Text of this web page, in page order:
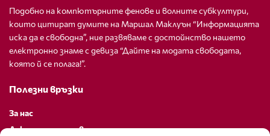
Подобно на компютърните фенове и волните субкултури,
които цитират думите на Маршал Маклуън “Информацията
иска да е свободна”, ние развяваме с достойнство нашето
електронно знаме с девиза “Дайте на модата свободата,
която й се полага!”.
Полезни връзки
За нас
Декларация за поверителност